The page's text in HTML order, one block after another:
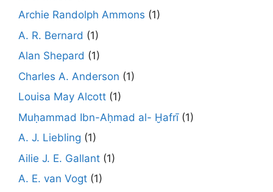
Archie Randolph Ammons (1)
A. R. Bernard (1)
Alan Shepard (1)
Charles A. Anderson (1)
Louisa May Alcott (1)
Muḥammad Ibn-Aḥmad al- Ḫafrī(1)
A. J. Liebling (1)
Ailie J. E. Gallant (1)
A. E. van Vogt (1)